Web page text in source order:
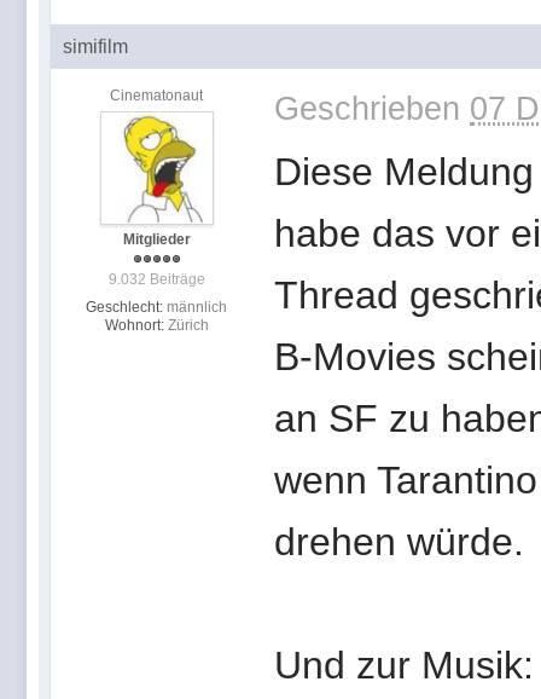
simifilm
Cinematonaut
Mitglieder
9.032 Beiträge
Geschlecht: männlich
Wohnort: Zürich
Geschrieben 07
Diese
habe das vor
Thread
B-Movies
an SF zu
wenn
drehen würde.
Und zur